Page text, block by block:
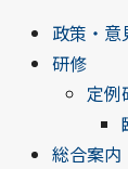
政策・意
研修
定例
総合案内